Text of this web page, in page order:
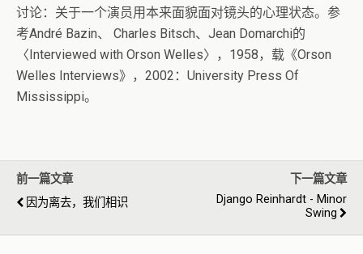
讨论：关于一个演员用本来面貌面对镜头的心理状态。参
考André Bazin、 Charles Bitsch、Jean Domarchi的
〈Interviewed with Orson Welles〉，1958，载《Orson
Welles Interviews》，2002：University Press Of
Mississippi。
前一篇文章
因为离去，我们相识
下一篇文章
Django Reinhardt - Minor
Swing